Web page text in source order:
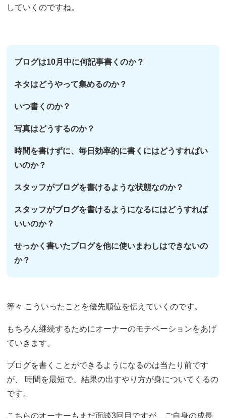
していくのですね。
ブログは10月中に何記事書くのか？
ネタはどうやって集めるのか？
いつ書くのか？
写真はどうするのか？
時間を書けずに、毎日効率的に書くにはどうすればい
いのか？
スタッフがブログを書けるような状態なのか？
スタッフがブログを書けるようになるにはどうすれば
いいのか？
せっかく書いたブログを他に使いまわしはできないの
か？
等々 こういったことを優先順位を伝えていくのです。
もちろん継続するためにオーナーのモチベーションをあげ
ていきます。
ブログを書くことができるようになるのは当たり前です
が、 時間を最短で、結果の出すやり方が身についてくるの
です。
こちらのオーナーもまだ面談3回目ですが、ご自身の成長